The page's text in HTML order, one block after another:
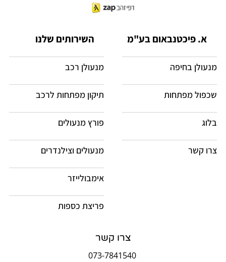
א. פיכטנבאום בע"מ
מנעולן בחיפה
שכפול מפתחות
בלוג
צרו קשר
השירותים שלנו
מנעולן רכב
תיקון מפתחות לרכב
פורץ מנעולים
מנעולים וצילנדרים
אימבולייזר
פריצת כספות
צרו קשר
073-7841540